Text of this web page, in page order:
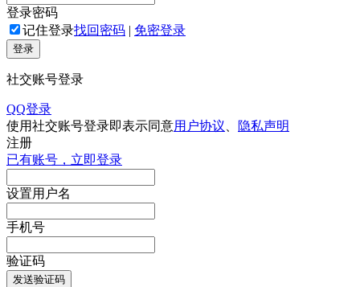
登录密码
记住登录找回密码 | 免密登录
登录
社交账号登录
QQ登录
使用社交账号登录即表示同意用户协议
隐私声明
注册
已有账号，立即登录
设置用户名
手机号
验证码
发送验证码